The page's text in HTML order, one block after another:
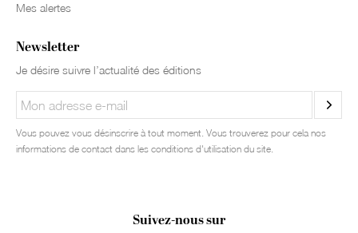
Mes alertes
Newsletter
Je désire suivre l’actualité des éditions
Vous pouvez vous désinscrire à tout moment. Vous trouverez pour cela nos
informations de contact dans les conditions d'utilisation du site.
Suivez-nous sur